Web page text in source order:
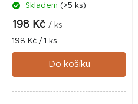
Skladem (>5 ks)
198 Kč / ks
Měrná
cena:
198 Kč / 1 ks
Do košíku